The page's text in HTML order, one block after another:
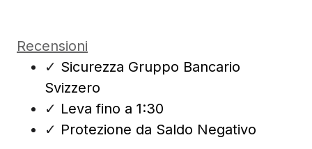
Recensioni
✓ Sicurezza Gruppo Bancario
Svizzero
✓ Leva fino a 1:30
✓ Protezione da Saldo Negativo